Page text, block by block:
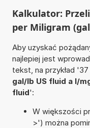
Kalkulator:
per Miligram
Aby uzyskać
najlepiej jest
tekst, na przykład '37
gal/lb US fluid a l/
fluid':
W większości
>') można